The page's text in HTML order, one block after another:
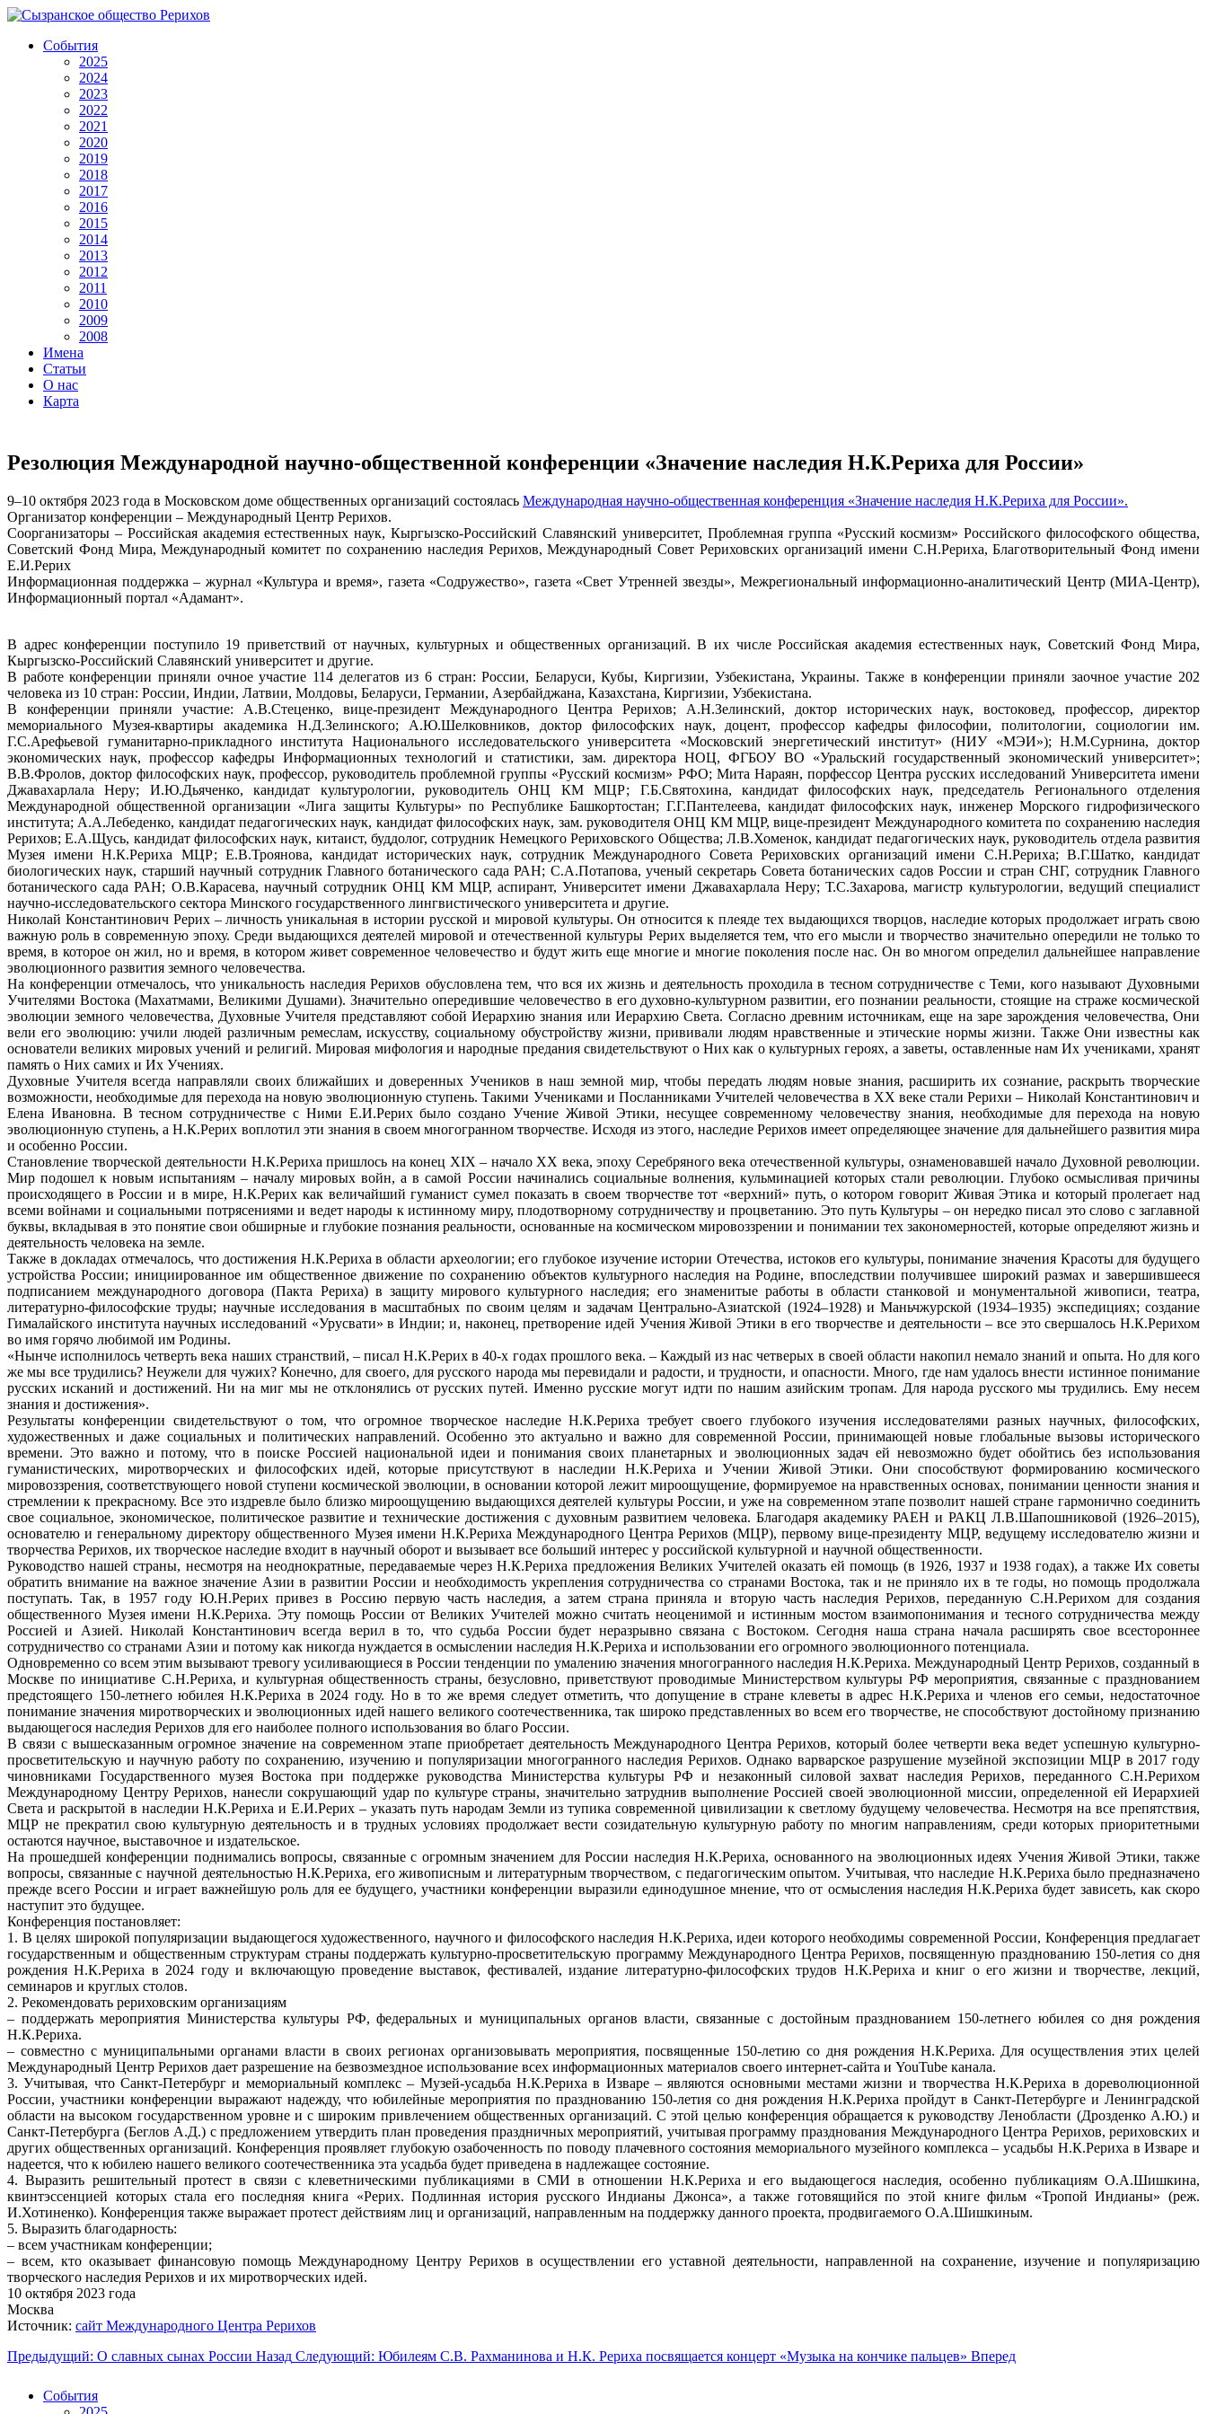
События
2025
2024
2023
2022
2021
2020
2019
2018
2017
2016
2015
2014
2013
2012
2011
2010
2009
2008
Имена
Статьи
О нас
Карта
Резолюция Международной научно-общественной конференции «Значение наследия Н.К.Рериха для России»
9–10 октября 2023 года в Московском доме общественных организаций состоялась Международная научно-общественная конференция «Значение наследия Н.К.Рериха для России».
Организатор конференции – Международный Центр Рерихов.
Соорганизаторы – Российская академия естественных наук, Кыргызско-Российский Славянский университет, Проблемная группа «Русский космизм» Российского философского общества,
Советский Фонд Мира, Международный комитет по сохранению наследия Рерихов, Международный Совет Рериховских организаций имени С.Н.Рериха, Благотворительный Фонд имени
Е.И.Рерих
Информационная поддержка – журнал «Культура и время», газета «Содружество», газета «Свет Утренней звезды», Межрегиональный информационно-аналитический Центр (МИА-Центр),
Информационный портал «Адамант».
В адрес конференции поступило 19 приветствий от научных, культурных и общественных организаций. В их числе Российская академия естественных наук, Советский Фонд Мира,
Кыргызско-Российский Славянский университет и другие.
В работе конференции приняли очное участие 114 делегатов из 6 стран: России, Беларуси, Кубы, Киргизии, Узбекистана, Украины. Также в конференции приняли заочное участие 202
человека из 10 стран: России, Индии, Латвии, Молдовы, Беларуси, Германии, Азербайджана, Казахстана, Киргизии, Узбекистана.
В конференции приняли участие: А.В.Стеценко, вице-президент Международного Центра Рерихов; А.Н.Зелинский, доктор исторических наук, востоковед, профессор, директор
мемориального Музея-квартиры академика Н.Д.Зелинского; А.Ю.Шелковников, доктор философских наук, доцент, профессор кафедры философии, политологии, социологии им.
Г.С.Арефьевой гуманитарно-прикладного института Национального исследовательского университета «Московский энергетический институт» (НИУ «МЭИ»); Н.М.Сурнина, доктор
экономических наук, профессор кафедры Информационных технологий и статистики, зам. директора НОЦ, ФГБОУ ВО «Уральский государственный экономический университет»;
В.В.Фролов, доктор философских наук, профессор, руководитель проблемной группы «Русский космизм» РФО; Мита Нараян, порфессор Центра русских исследований Университета имени
Джавахарлала Неру; И.Ю.Дьяченко, кандидат культурологии, руководитель ОНЦ КМ МЦР; Г.Б.Святохина, кандидат философских наук, председатель Регионального отделения
Международной общественной организации «Лига защиты Культуры» по Республике Башкортостан; Г.Г.Пантелеева, кандидат философских наук, инженер Морского гидрофизического
института; А.А.Лебеденко, кандидат педагогических наук, кандидат философских наук, зам. руководителя ОНЦ КМ МЦР, вице-президент Международного комитета по сохранению наследия
Рерихов; Е.А.Щусь, кандидат философских наук, китаист, буддолог, сотрудник Немецкого Рериховского Общества; Л.В.Хоменок, кандидат педагогических наук, руководитель отдела развития
Музея имени Н.К.Рериха МЦР; Е.В.Троянова, кандидат исторических наук, сотрудник Международного Совета Рериховских организаций имени С.Н.Рериха; В.Г.Шатко, кандидат
биологических наук, старший научный сотрудник Главного ботанического сада РАН; С.А.Потапова, ученый секретарь Совета ботанических садов России и стран СНГ, сотрудник Главного
ботанического сада РАН; О.В.Карасева, научный сотрудник ОНЦ КМ МЦР, аспирант, Университет имени Джавахарлала Неру; Т.С.Захарова, магистр культурологии, ведущий специалист
научно-исследовательского сектора Минского государственного лингвистического университета и другие.
Николай Константинович Рерих – личность уникальная в истории русской и мировой культуры. Он относится к плеяде тех выдающихся творцов, наследие которых продолжает играть свою
важную роль в современную эпоху. Среди выдающихся деятелей мировой и отечественной культуры Рерих выделяется тем, что его мысли и творчество значительно опередили не только то
время, в которое он жил, но и время, в котором живет современное человечество и будут жить еще многие и многие поколения после нас. Он во многом определил дальнейшее направление
эволюционного развития земного человечества.
На конференции отмечалось, что уникальность наследия Рерихов обусловлена тем, что вся их жизнь и деятельность проходила в тесном сотрудничестве с Теми, кого называют Духовными
Учителями Востока (Махатмами, Великими Душами). Значительно опередившие человечество в его духовно-культурном развитии, его познании реальности, стоящие на страже космической
эволюции земного человечества, Духовные Учителя представляют собой Иерархию знания или Иерархию Света. Согласно древним источникам, еще на заре зарождения человечества, Они
вели его эволюцию: учили людей различным ремеслам, искусству, социальному обустройству жизни, прививали людям нравственные и этические нормы жизни. Также Они известны как
основатели великих мировых учений и религий. Мировая мифология и народные предания свидетельствуют о Них как о культурных героях, а заветы, оставленные нам Их учениками, хранят
память о Них самих и Их Учениях.
Духовные Учителя всегда направляли своих ближайших и доверенных Учеников в наш земной мир, чтобы передать людям новые знания, расширить их сознание, раскрыть творческие
возможности, необходимые для перехода на новую эволюционную ступень. Такими Учениками и Посланниками Учителей человечества в ХХ веке стали Рерихи – Николай Константинович и
Елена Ивановна. В тесном сотрудничестве с Ними Е.И.Рерих было создано Учение Живой Этики, несущее современному человечеству знания, необходимые для перехода на новую
эволюционную ступень, а Н.К.Рерих воплотил эти знания в своем многогранном творчестве. Исходя из этого, наследие Рерихов имеет определяющее значение для дальнейшего развития мира
и особенно России.
Становление творческой деятельности Н.К.Рериха пришлось на конец XIX – начало ХХ века, эпоху Серебряного века отечественной культуры, ознаменовавшей начало Духовной революции.
Мир подошел к новым испытаниям – началу мировых войн, а в самой России начинались социальные волнения, кульминацией которых стали революции. Глубоко осмысливая причины
происходящего в России и в мире, Н.К.Рерих как величайший гуманист сумел показать в своем творчестве тот «верхний» путь, о котором говорит Живая Этика и который пролегает над
всеми войнами и социальными потрясениями и ведет народы к истинному миру, плодотворному сотрудничеству и процветанию. Это путь Культуры – он нередко писал это слово с заглавной
буквы, вкладывая в это понятие свои обширные и глубокие познания реальности, основанные на космическом мировоззрении и понимании тех закономерностей, которые определяют жизнь и
деятельность человека на земле.
Также в докладах отмечалось, что достижения Н.К.Рериха в области археологии; его глубокое изучение истории Отечества, истоков его культуры, понимание значения Красоты для будущего
устройства России; инициированное им общественное движение по сохранению объектов культурного наследия на Родине, впоследствии получившее широкий размах и завершившееся
подписанием международного договора (Пакта Рериха) в защиту мирового культурного наследия; его знаменитые работы в области станковой и монументальной живописи, театра,
литературно-философские труды; научные исследования в масштабных по своим целям и задачам Центрально-Азиатской (1924–1928) и Маньчжурской (1934–1935) экспедициях; создание
Гималайского института научных исследований «Урусвати» в Индии; и, наконец, претворение идей Учения Живой Этики в его творчестве и деятельности – все это свершалось Н.К.Рерихом
во имя горячо любимой им Родины.
«Нынче исполнилось четверть века наших странствий, – писал Н.К.Рерих в 40-х годах прошлого века. – Каждый из нас четверых в своей области накопил немало знаний и опыта. Но для кого
же мы все трудились? Неужели для чужих? Конечно, для своего, для русского народа мы перевидали и радости, и трудности, и опасности. Много, где нам удалось внести истинное понимание
русских исканий и достижений. Ни на миг мы не отклонялись от русских путей. Именно русские могут идти по нашим азийским тропам. Для народа русского мы трудились. Ему несем
знания и достижения».
Результаты конференции свидетельствуют о том, что огромное творческое наследие Н.К.Рериха требует своего глубокого изучения исследователями разных научных, философских,
художественных и даже социальных и политических направлений. Особенно это актуально и важно для современной России, принимающей новые глобальные вызовы исторического
времени. Это важно и потому, что в поиске Россией национальной идеи и понимания своих планетарных и эволюционных задач ей невозможно будет обойтись без использования
гуманистических, миротворческих и философских идей, которые присутствуют в наследии Н.К.Рериха и Учении Живой Этики. Они способствуют формированию космического
мировоззрения, соответствующего новой ступени космической эволюции, в основании которой лежит мироощущение, формируемое на нравственных основах, понимании ценности знания и
стремлении к прекрасному. Все это издревле было близко мироощущению выдающихся деятелей культуры России, и уже на современном этапе позволит нашей стране гармонично соединить
свое социальное, экономическое, политическое развитие и технические достижения с духовным развитием человека. Благодаря академику РАЕН и РАКЦ Л.В.Шапошниковой (1926–2015),
основателю и генеральному директору общественного Музея имени Н.К.Рериха Международного Центра Рерихов (МЦР), первому вице-президенту МЦР, ведущему исследователю жизни и
творчества Рерихов, их творческое наследие входит в научный оборот и вызывает все больший интерес у российской культурной и научной общественности.
Руководство нашей страны, несмотря на неоднократные, передаваемые через Н.К.Рериха предложения Великих Учителей оказать ей помощь (в 1926, 1937 и 1938 годах), а также Их советы
обратить внимание на важное значение Азии в развитии России и необходимость укрепления сотрудничества со странами Востока, так и не приняло их в те годы, но помощь продолжала
поступать. Так, в 1957 году Ю.Н.Рерих привез в Россию первую часть наследия, а затем страна приняла и вторую часть наследия Рерихов, переданную С.Н.Рерихом для создания
общественного Музея имени Н.К.Рериха. Эту помощь России от Великих Учителей можно считать неоценимой и истинным мостом взаимопонимания и тесного сотрудничества между
Россией и Азией. Николай Константинович всегда верил в то, что судьба России будет неразрывно связана с Востоком. Сегодня наша страна начала расширять свое всестороннее
сотрудничество со странами Азии и потому как никогда нуждается в осмыслении наследия Н.К.Рериха и использовании его огромного эволюционного потенциала.
Одновременно со всем этим вызывают тревогу усиливающиеся в России тенденции по умалению значения многогранного наследия Н.К.Рериха. Международный Центр Рерихов, созданный в
Москве по инициативе С.Н.Рериха, и культурная общественность страны, безусловно, приветствуют проводимые Министерством культуры РФ мероприятия, связанные с празднованием
предстоящего 150-летнего юбилея Н.К.Рериха в 2024 году. Но в то же время следует отметить, что допущение в стране клеветы в адрес Н.К.Рериха и членов его семьи, недостаточное
понимание значения миротворческих и эволюционных идей нашего великого соотечественника, так широко представленных во всем его творчестве, не способствуют достойному признанию
выдающегося наследия Рерихов для его наиболее полного использования во благо России.
В связи с вышесказанным огромное значение на современном этапе приобретает деятельность Международного Центра Рерихов, который более четверти века ведет успешную культурно-
просветительскую и научную работу по сохранению, изучению и популяризации многогранного наследия Рерихов. Однако варварское разрушение музейной экспозиции МЦР в 2017 году
чиновниками Государственного музея Востока при поддержке руководства Министерства культуры РФ и незаконный силовой захват наследия Рерихов, переданного С.Н.Рерихом
Международному Центру Рерихов, нанесли сокрушающий удар по культуре страны, значительно затруднив выполнение Россией своей эволюционной миссии, определенной ей Иерархией
Света и раскрытой в наследии Н.К.Рериха и Е.И.Рерих – указать путь народам Земли из тупика современной цивилизации к светлому будущему человечества. Несмотря на все препятствия,
МЦР не прекратил свою культурную деятельность и в трудных условиях продолжает вести созидательную культурную работу по многим направлениям, среди которых приоритетными
остаются научное, выставочное и издательское.
На прошедшей конференции поднимались вопросы, связанные с огромным значением для России наследия Н.К.Рериха, основанного на эволюционных идеях Учения Живой Этики, также
вопросы, связанные с научной деятельностью Н.К.Рериха, его живописным и литературным творчеством, с педагогическим опытом. Учитывая, что наследие Н.К.Рериха было предназначено
прежде всего России и играет важнейшую роль для ее будущего, участники конференции выразили единодушное мнение, что от осмысления наследия Н.К.Рериха будет зависеть, как скоро
наступит это будущее.
Конференция постановляет:
1. В целях широкой популяризации выдающегося художественного, научного и философского наследия Н.К.Рериха, идеи которого необходимы современной России, Конференция предлагает
государственным и общественным структурам страны поддержать культурно-просветительскую программу Международного Центра Рерихов, посвященную празднованию 150-летия со дня
рождения Н.К.Рериха в 2024 году и включающую проведение выставок, фестивалей, издание литературно-философских трудов Н.К.Рериха и книг о его жизни и творчестве, лекций,
семинаров и круглых столов.
2. Рекомендовать рериховским организациям
– поддержать мероприятия Министерства культуры РФ, федеральных и муниципальных органов власти, связанные с достойным празднованием 150-летнего юбилея со дня рождения
Н.К.Рериха.
– совместно с муниципальными органами власти в своих регионах организовывать мероприятия, посвященные 150-летию со дня рождения Н.К.Рериха. Для осуществления этих целей
Международный Центр Рерихов дает разрешение на безвозмездное использование всех информационных материалов своего интернет-сайта и YouTube канала.
3. Учитывая, что Санкт-Петербург и мемориальный комплекс – Музей-усадьба Н.К.Рериха в Изваре – являются основными местами жизни и творчества Н.К.Рериха в дореволюционной
России, участники конференции выражают надежду, что юбилейные мероприятия по празднованию 150-летия со дня рождения Н.К.Рериха пройдут в Санкт-Петербурге и Ленинградской
области на высоком государственном уровне и с широким привлечением общественных организаций. С этой целью конференция обращается к руководству Ленобласти (Дрозденко А.Ю.) и
Санкт-Петербурга (Беглов А.Д.) с предложением утвердить план проведения праздничных мероприятий, учитывая программу празднования Международного Центра Рерихов, рериховских и
других общественных организаций. Конференция проявляет глубокую озабоченность по поводу плачевного состояния мемориального музейного комплекса – усадьбы Н.К.Рериха в Изваре и
надеется, что к юбилею нашего великого соотечественника эта усадьба будет приведена в надлежащее состояние.
4. Выразить решительный протест в связи с клеветническими публикациями в СМИ в отношении Н.К.Рериха и его выдающегося наследия, особенно публикациям О.А.Шишкина,
квинтэссенцией которых стала его последняя книга «Рерих. Подлинная история русского Индианы Джонса», а также готовящийся по этой книге фильм «Тропой Индианы» (реж.
И.Хотиненко). Конференция также выражает протест действиям лиц и организаций, направленным на поддержку данного проекта, продвигаемого О.А.Шишкиным.
5. Выразить благодарность:
– всем участникам конференции;
– всем, кто оказывает финансовую помощь Международному Центру Рерихов в осуществлении его уставной деятельности, направленной на сохранение, изучение и популяризацию
творческого наследия Рерихов и их миротворческих идей.
10 октября 2023 года
Москва
Источник: сайт Международного Центра Рерихов
Предыдущий: О славных сынах России Назад Следующий: Юбилеям С.В. Рахманинова и Н.К. Рериха посвящается концерт «Музыка на кончике пальцев» Вперед
События